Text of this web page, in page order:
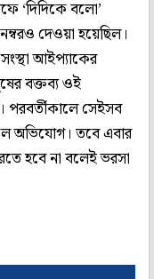
‘দিদিকে বলো’
দেওয়া হয়েছিল।
আইপ্যাকের
বক্তব্য ওই
সেইসব
অভিযোগ। তবে এবার
হবে না বলেই ভরসা